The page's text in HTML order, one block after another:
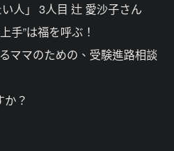
人」 3人目 辻 愛沙子さん
手”は福を呼ぶ！
ママのための、受験進路相談
？